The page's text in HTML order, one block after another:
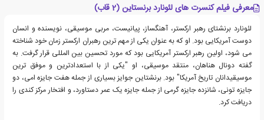
معرفی فیلم کنسرت های لئونارد برنستاین (2 قاب)
لئونارد برنشتای رهبر ارکستر، آهنگساز، پیانیست، مربی موسیقی، نویسنده و انسان
دوست آمریکایی بود. او که به عنوان یکی از مهم ترین رهبران ارکستر زمان خود شناخته
می شود، اولین رهبر ارکستر آمریکایی بود که مورد تحسین بین المللی قرار گرفت. به
گفته دونال هناهان، منتقد موسیقی، او "یکی از با استعدادترین و موفق ترین
موسیقیدانان تاریخ آمریکا" بود. برنشتاین جوایز بسیاری از جمله هفت جایزه امی، دو
جایزه تونی، شانزده جایزه گرمی از جمله جایزه یک عمر دستاورد، و افتخار مرکز کندی را
دریافت کرد.